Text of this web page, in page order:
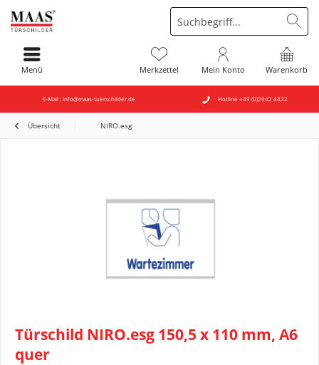
E-Mail : info@maas-tuerschilder.de Hotline +49 (0)2942 4422
Warenkorb
Merkzettel Mein Konto
Menü
Übersicht NIRO.esg
Türschild NIRO.esg 150,5 x 110 mm, A6
quer